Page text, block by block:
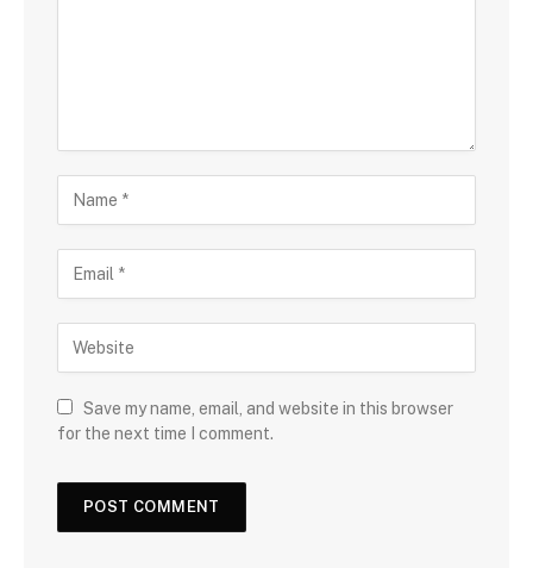
Save my name, email, and website in this browser
for the next time I comment.